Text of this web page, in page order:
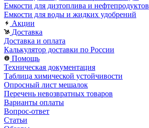
Емкости для дизтоплива и нефтепродуктов
Емкости для воды и жидких удобрений
Акции
Доставка
Доставка и оплата
Калькулятор доставки по России
Помощь
Техническая документация
Таблица химической устойчивости
Опросный лист мешалок
Перечень невозвратных товаров
Варианты оплаты
Вопрос-ответ
Статьи